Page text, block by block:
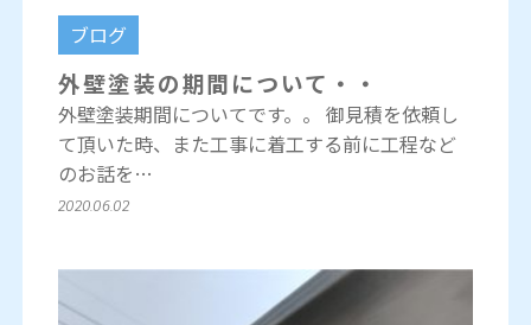
ブログ
外壁塗装の期間について・・
外壁塗装期間についてです。。 御見積を依頼し
て頂いた時、また工事に着工する前に工程など
のお話を…
2020.06.02